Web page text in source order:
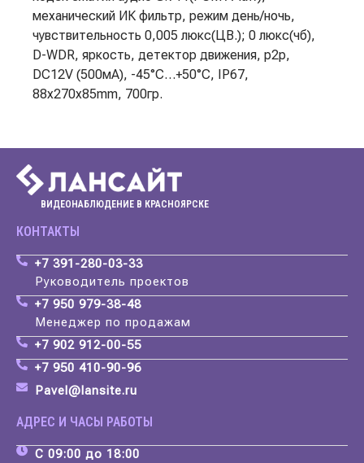
механический ИК фильтр, режим день/ночь,
чувствительность 0,005 люкс(ЦВ.); 0 люкс(чб),
D-WDR, яркость, детектор движения, р2р,
DC12V (500мА), -45°С…+50°С, IР67,
88x270x85mm, 700гр.
ВИДЕОНАБЛЮДЕНИЕ В КРАСНОЯРСКЕ
КОНТАКТЫ
+7 391-280-03-33
Руководитель проектов
+7 950 979-38-48
Менеджер по продажам
+7 902 912-00-55
+7 950 410-90-96
Pavel@lansite.ru
АДРЕС И ЧАСЫ РАБОТЫ
С 09:00 до 18:00